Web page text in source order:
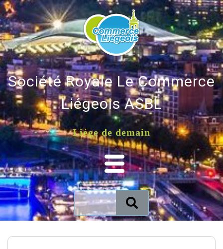
Société Royale Le Commerce
Liégeois ASBL
Liège de demain